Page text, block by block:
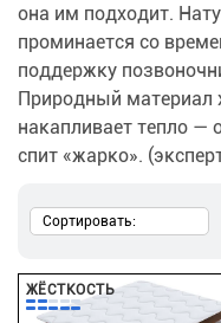
она им подходит.
проминается со
поддержку
Природный материал
накапливает тепло —
спит «жарко».
Сортировать:
ЖЁСТКОСТЬ